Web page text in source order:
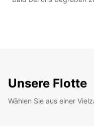
Unsere Flotte
Wählen Sie aus einer